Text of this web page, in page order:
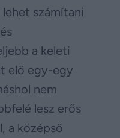
számítani
a keleti
elő egy-egy
nem
lesz erős
a középső